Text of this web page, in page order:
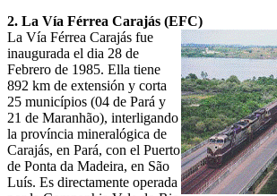
2. La Vía Férrea Carajás (EFC)
La Vía Férrea Carajás fue
inaugurada el dia 28 de
Febrero de 1985. Ella tiene
892 km de extensión y corta
25 municípios (04 de Pará y
21 de Maranhão), interligando
la província mineralógica de
Carajás, en Pará, con el Puerto
de Ponta da Madeira, en São
Luís. Es directamente operada